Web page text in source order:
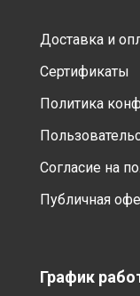
Доставка и
Сертификаты
Политика
Согласие на
Публичная
График